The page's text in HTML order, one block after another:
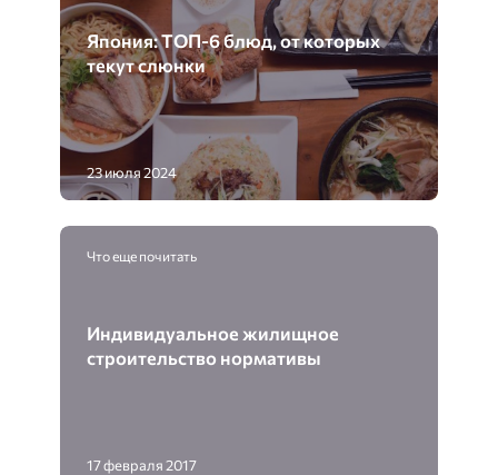
Япония: ТОП-6 блюд, от которых
текут слюнки
23 июля 2024
Что еще почитать
Индивидуальное жилищное
строительство нормативы
17 февраля 2017